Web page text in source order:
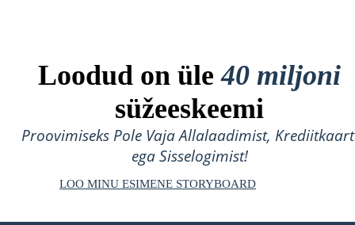
Loodud on üle40 miljoni
süžeeskeemi
Proovimiseks Pole Vaja Allalaadimist,
ega Sisselogimist!
LOO MINU ESIMENE STORYBOARD